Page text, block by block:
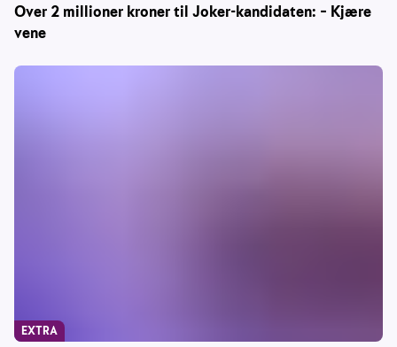
Over 2 millioner kroner til Joker-kandidaten: – Kjære
vene
EXTRA